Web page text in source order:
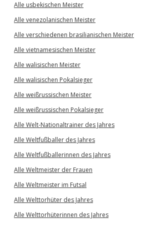
Alle usbekischen Meister
Alle venezolanischen Meister
Alle verschiedenen brasilianischen Meister
Alle vietnamesischen Meister
Alle walisischen Meister
Alle walisischen Pokalsieger
Alle weißrussischen Meister
Alle weißrussischen Pokalsieger
Alle Welt-Nationaltrainer des Jahres
Alle Weltfußballer des Jahres
Alle Weltfußballerinnen des Jahres
Alle Weltmeister der Frauen
Alle Weltmeister im Futsal
Alle Welttorhüter des Jahres
Alle Welttorhüterinnen des Jahres